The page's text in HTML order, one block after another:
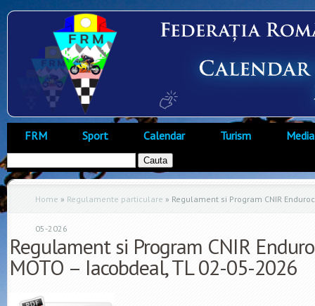
FRM Sport Calendar Turism Media
Home » Regulamente particulare » Regulament si Program CNIR
05-2026
Regulament si Program CNIR
MOTO – Iacobdeal, TL 02-05-2026